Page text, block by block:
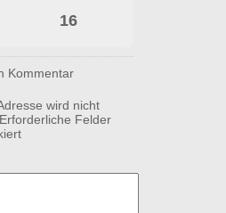
16
Kommentar
wird nicht
Erforderliche Felder